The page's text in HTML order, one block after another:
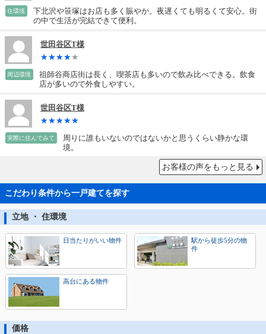
住環境
下北沢や笹塚はお店も多く賑やか。夜遅くても明るくて安心。街
の中で生活が完結できて便利。
世田谷区T様
周辺環境
祖師谷商店街は長く、喫茶店も多いので飲み比べできる。飲食
店が多いので外食しやすい。
世田谷区T様
実際に住んでみて
周りに誰もいないのではないかと思うくらい静かな環
境。
お客様の声をもっと見る
こだわり条件から一戸建てを探す
立地 ・ 住環境
日当たりがいい物件
駅から徒歩5分の物
件
高台にある物件
価格